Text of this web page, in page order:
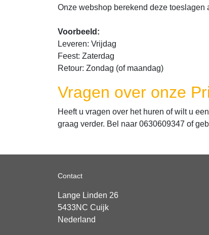
Onze webshop berekend deze
Voorbeeld:
Leveren: Vrijdag
Feest: Zaterdag
Retour: Zondag (of maandag)
Vragen over onze
Heeft u vragen over het huren of wilt u
graag verder. Bel naar 0630609347 of
Contact
Lange Linden 26
5433NC Cuijk
Nederland